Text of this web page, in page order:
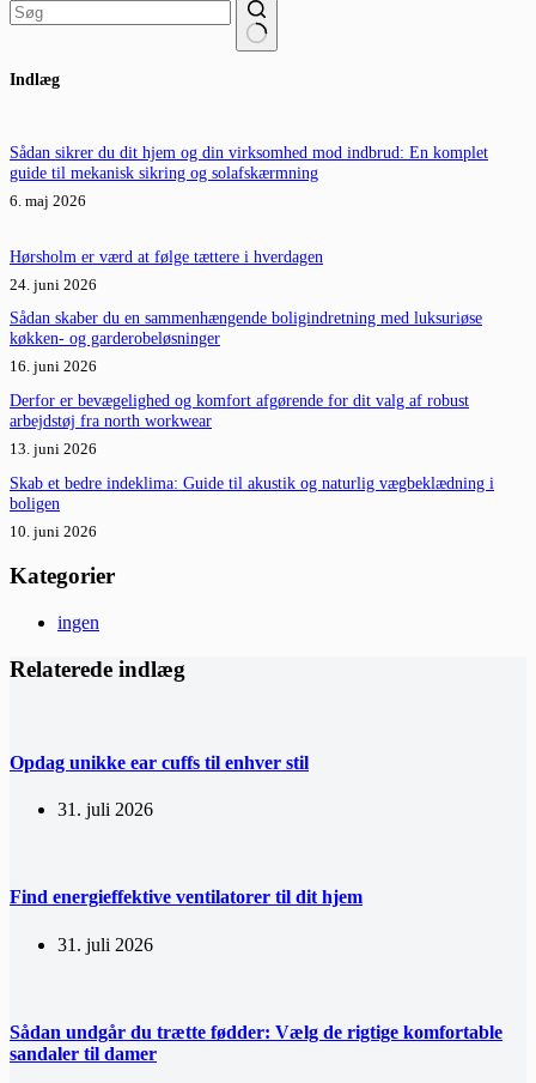
resultater
Indlæg
Sådan sikrer du dit hjem og din virksomhed mod indbrud: En komplet
guide til mekanisk sikring og solafskærmning
6. maj 2026
Hørsholm er værd at følge tættere i hverdagen
24. juni 2026
Sådan skaber du en sammenhængende boligindretning med luksuriøse
køkken- og garderobeløsninger
16. juni 2026
Derfor er bevægelighed og komfort afgørende for dit valg af robust
arbejdstøj fra north workwear
13. juni 2026
Skab et bedre indeklima: Guide til akustik og naturlig vægbeklædning i
boligen
10. juni 2026
Kategorier
ingen
Relaterede indlæg
Opdag unikke ear cuffs til enhver stil
31. juli 2026
Find energieffektive ventilatorer til dit hjem
31. juli 2026
Sådan undgår du trætte fødder: Vælg de rigtige komfortable
sandaler til damer